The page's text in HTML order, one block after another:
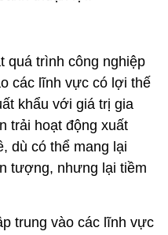
quá trình công nghiệp
các lĩnh vực có lợi thế
khẩu với giá trị gia
trải hoạt động xuất
dù có thể mang lại
tượng, nhưng lại tiềm
trung vào các lĩnh vực